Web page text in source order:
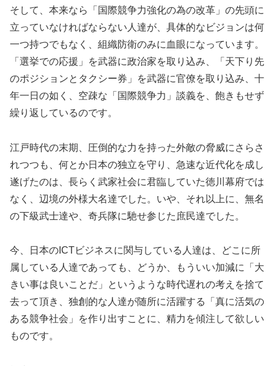
そして、本来なら「国際競争力強化の為の改革」の先頭に
立っていなければならない人達が、具体的なビジョンは何
一つ持つでもなく、組織防衛のみに血眼になっています。
「選挙での応援」を武器に政治家を取り込み、「天下り先
のポジションとタクシー券」を武器に官僚を取り込み、十
年一日の如く、空疎な「国際競争力」談義を、飽きもせず
繰り返しているのです。
江戸時代の末期、圧倒的な力を持った外敵の脅威にさらさ
れつつも、何とか日本の独立を守り、急速な近代化を成し
遂げたのは、長らく武家社会に君臨していた徳川幕府では
なく、辺境の外様大名達でした。いや、それ以上に、無名
の下級武士達や、奇兵隊に馳せ参じた庶民達でした。
今、日本のICTビジネスに関与している人達は、どこに所
属している人達であっても、どうか、もういい加減に「大
きい事は良いことだ」というような時代遅れの考えを捨て
去って頂き、独創的な人達が随所に活躍する「真に活気の
ある競争社会」を作り出すことに、精力を傾注して欲しい
ものです。